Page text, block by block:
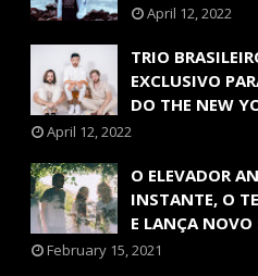
April 12, 2022
TRIO
EXCLUSIVO
DO THE NEW
April 12, 2022
O ELEVADOR
INSTANTE, O
E LANÇA NOVO
February 15, 2021